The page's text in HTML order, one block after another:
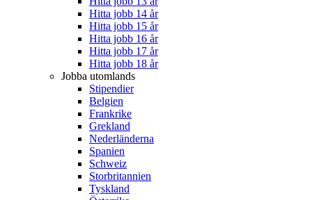
Hitta jobb 14 år
Hitta jobb 15 år
Hitta jobb 16 år
Hitta jobb 17 år
Hitta jobb 18 år
Jobba utomlands
Stipendier
Belgien
Frankrike
Grekland
Nederländerna
Spanien
Schweiz
Storbritannien
Tyskland